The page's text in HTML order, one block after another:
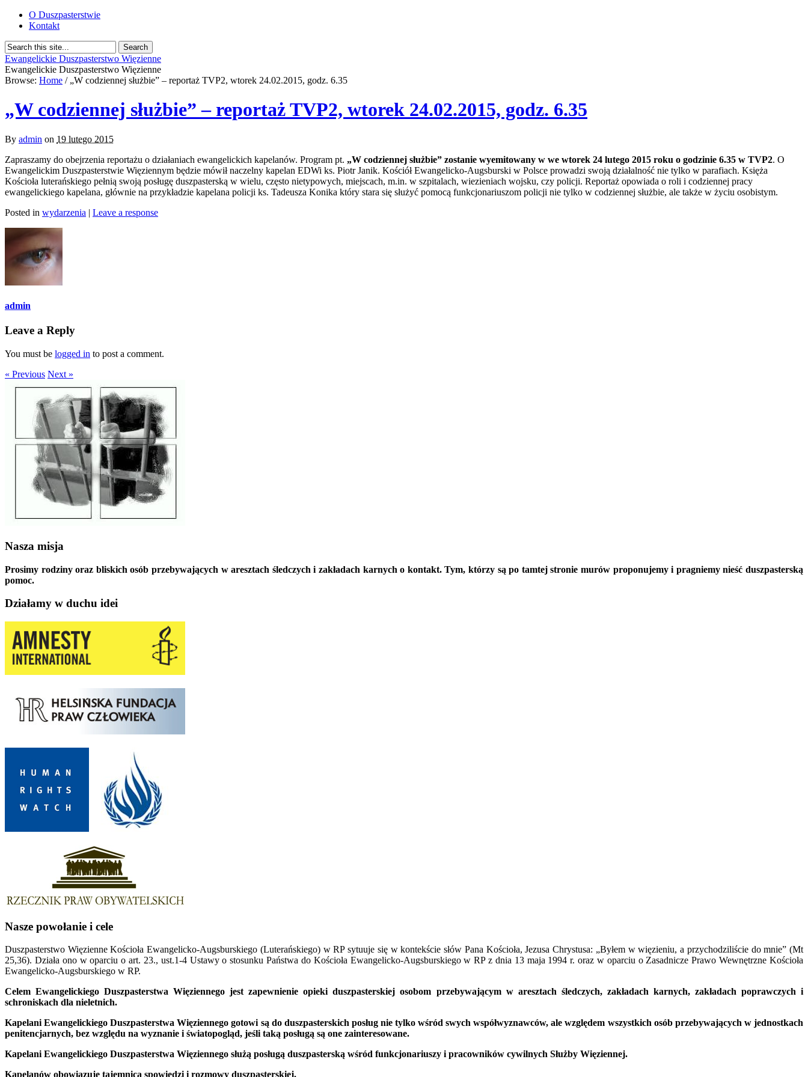
O Duszpasterstwie
Kontakt
Ewangelickie Duszpasterstwo Więzienne
Ewangelickie Duszpasterstwo Więzienne
Browse: Home / „W codziennej służbie” – reportaż TVP2, wtorek 24.02.2015, godz. 6.35
„W codziennej służbie” – reportaż TVP2, wtorek 24.02.2015, godz. 6.35
By admin on 19 lutego 2015
Zapraszamy do obejrzenia reportażu o działaniach ewangelickich kapelanów. Program pt. „W codziennej służbie” zostanie wyemitowany w we wtorek 24 lutego 2015 roku o godzinie 6.35 w TVP2. O
Ewangelickim Duszpasterstwie Więziennym będzie mówił naczelny kapelan EDWi ks. Piotr Janik. Kościół Ewangelicko-Augsburski w Polsce prowadzi swoją działalność nie tylko w parafiach. Księża
Kościoła luterańskiego pełnią swoją posługę duszpasterską w wielu, często nietypowych, miejscach, m.in. w szpitalach, wiezieniach wojsku, czy policji. Reportaż opowiada o roli i codziennej pracy
ewangelickiego kapelana, głównie na przykładzie kapelana policji ks. Tadeusza Konika który stara się służyć pomocą funkcjonariuszom policji nie tylko w codziennej służbie, ale także w życiu osobistym.
Posted in wydarzenia | Leave a response
admin
Leave a Reply
You must be logged in to post a comment.
« Previous Next »
Nasza misja
Prosimy rodziny oraz bliskich osób przebywających w aresztach śledczych i zakładach karnych o kontakt. Tym, którzy są po tamtej stronie murów proponujemy i pragniemy nieść duszpasterską
pomoc.
Działamy w duchu idei
Nasze powołanie i cele
Duszpasterstwo Więzienne Kościoła Ewangelicko-Augsburskiego (Luterańskiego) w RP sytuuje się w kontekście słów Pana Kościoła, Jezusa Chrystusa: „Byłem w więzieniu, a przychodziliście do mnie” (Mt
25,36). Działa ono w oparciu o art. 23., ust.1-4 Ustawy o stosunku Państwa do Kościoła Ewangelicko-Augsburskiego w RP z dnia 13 maja 1994 r. oraz w oparciu o Zasadnicze Prawo Wewnętrzne Kościoła
Ewangelicko-Augsburskiego w RP.
Celem Ewangelickiego Duszpasterstwa Więziennego jest zapewnienie opieki duszpasterskiej osobom przebywającym w aresztach śledczych, zakładach karnych, zakładach poprawczych i
schroniskach dla nieletnich.
Kapelani Ewangelickiego Duszpasterstwa Więziennego gotowi są do duszpasterskich posług nie tylko wśród swych współwyznawców, ale względem wszystkich osób przebywających w jednostkach
penitencjarnych, bez względu na wyznanie i światopogląd, jeśli taką posługą są one zainteresowane.
Kapelani Ewangelickiego Duszpasterstwa Więziennego służą posługą duszpasterską wśród funkcjonariuszy i pracowników cywilnych Służby Więziennej.
Kapelanów obowiązuje tajemnica spowiedzi i rozmowy duszpasterskiej.